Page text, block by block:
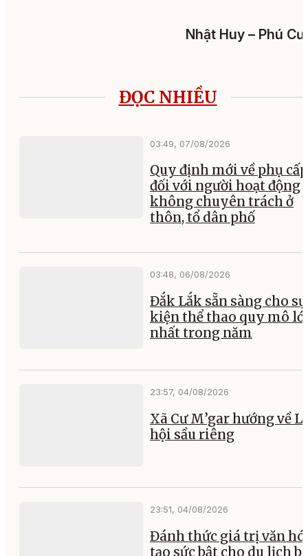
Nhật Huy – Phú
ĐỌC NHIỀU
03:49, 07/08/2026
Quy định mới về phụ cấp
đối với người hoạt động
không chuyên trách ở
thôn, tổ dân phố
03:48, 06/08/2026
Đắk Lắk sẵn sàng cho sự
kiện thể thao quy mô
nhất trong năm
23:57, 04/08/2026
Xã Cư M’gar hướng về
hội sầu riêng
23:51, 04/08/2026
Đánh thức giá trị văn
tạo sức bật cho du lịch